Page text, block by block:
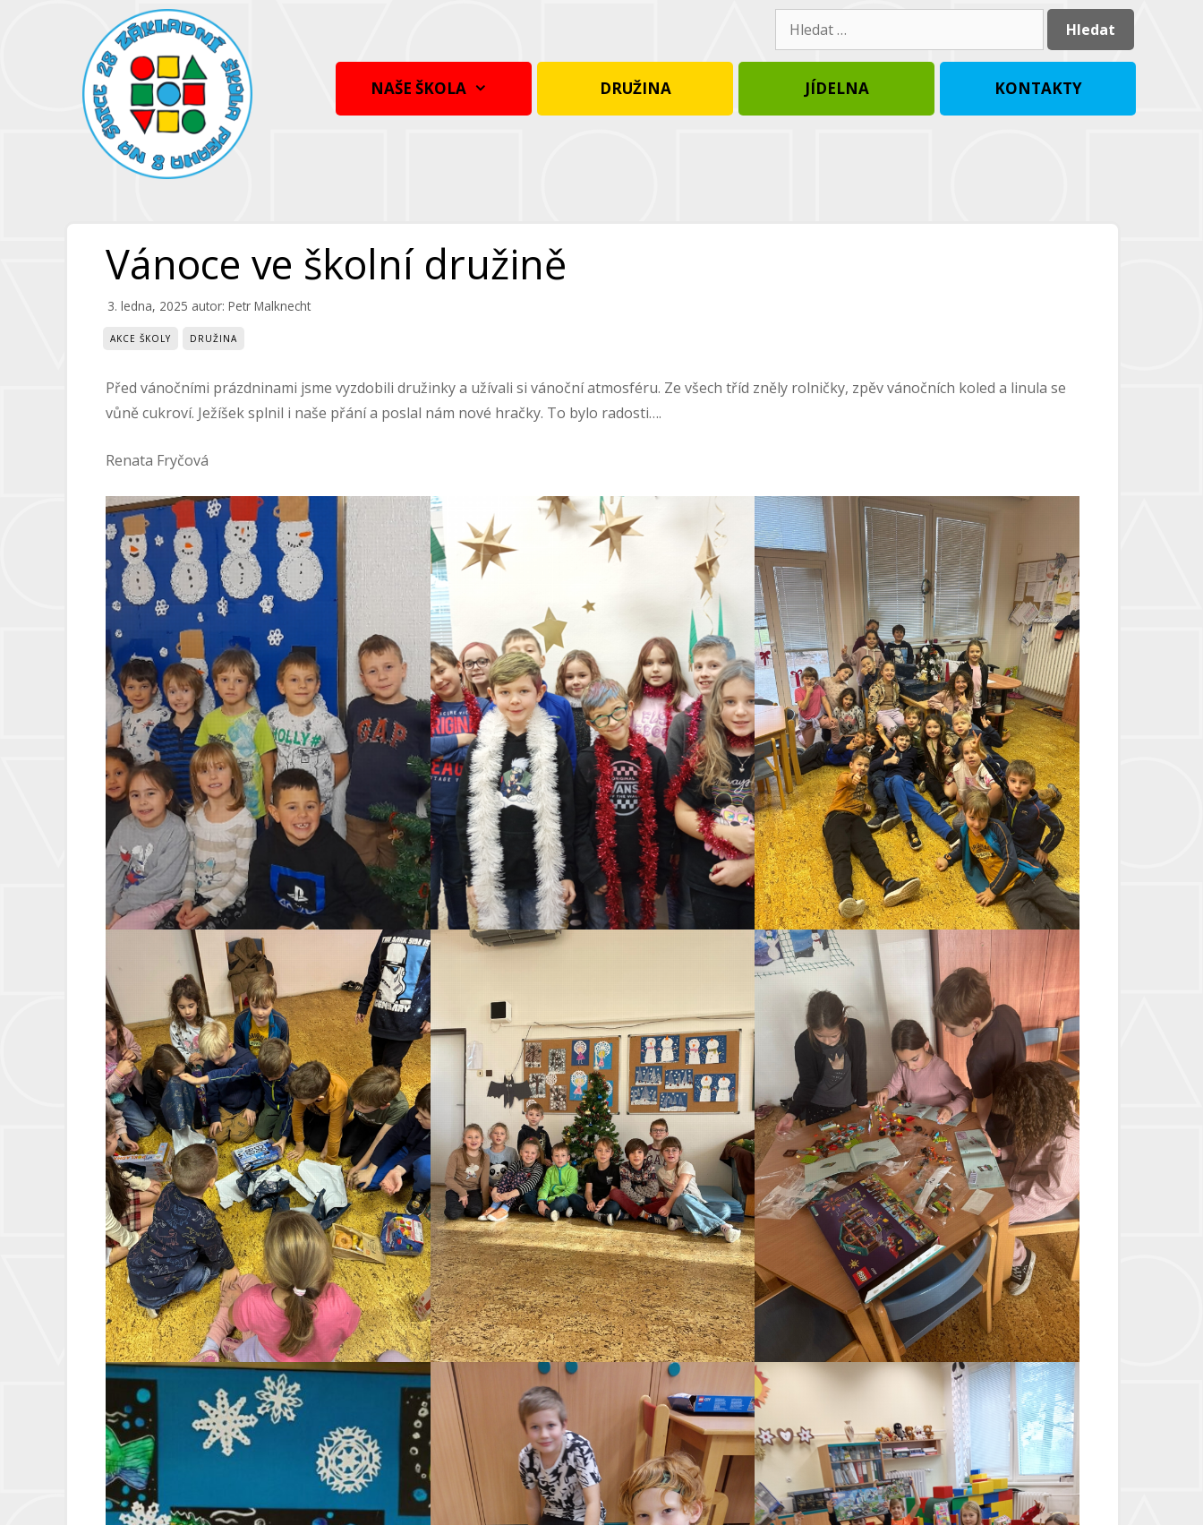
Hledat:
NAŠE ŠKOLA DRUŽINA JÍDELNA KONTAKTY
Vánoce ve školní družině
3. ledna, 2025 autor: Petr Malknecht
AKCE ŠKOLY DRUŽINA
Před vánočními prázdninami jsme vyzdobili družinky a užívali si vánoční atmosféru. Ze všech tříd zněly rolničky, zpěv vánočních koled a linula se
vůně cukroví. Ježíšek splnil i naše přání a poslal nám nové hračky. To bylo radosti….
Renata Fryčová